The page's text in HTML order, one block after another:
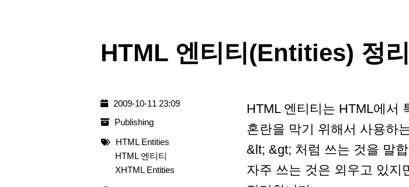
HTML 엔티티(Entities) 정리
HTML 엔티티는 HTML에서
혼란을 막기 위해서 사용하
&lt; &gt; 처럼 쓰는 것을 말
자주 쓰는 것은 외우고 있지
2009-10-11 23:09
Publishing
HTML Entities
HTML 엔티티
XHTML Entities